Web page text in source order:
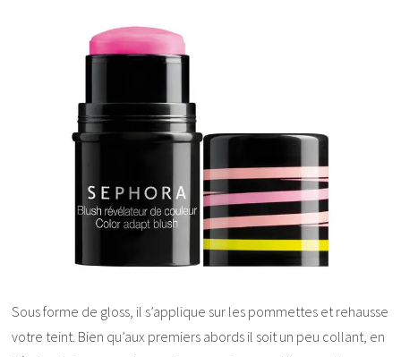
Sous forme de gloss, il s’applique sur les pommettes et rehausse
votre teint. Bien qu’aux premiers abords il soit un peu collant, en